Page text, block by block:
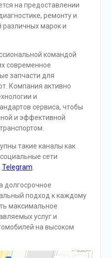
на предоставлении
ремонту и
марок и
командой
современное
запчасти для
Компания активно
и
сервиса, чтобы
и эффективной
такие каналы как
сети
Telegram.
долгосрочное
подход к каждому
максимальное
услуг и
на высоком